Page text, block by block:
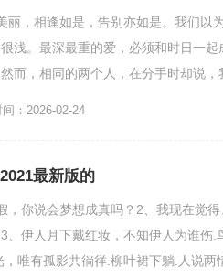
丽，相逢如是，告别亦如是。我们以
浅。最深最重的爱，必须和时日一
而，相同的两个人，在分手时却说
：2026-02-24
最新版的
，你说会梦想成真吗？2、我现在觉
、伊人月下戴红妆，不知伊人为谁伤
唯有孤影共徜徉.柳叶裙下躺.人说